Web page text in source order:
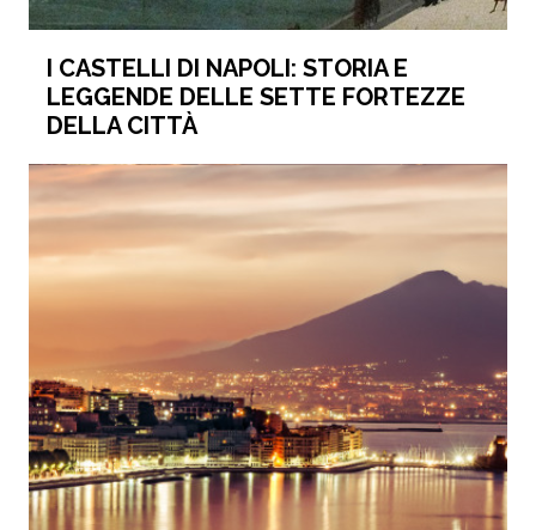
I CASTELLI DI NAPOLI: STORIA E
LEGGENDE DELLE SETTE FORTEZZE
DELLA CITTÀ